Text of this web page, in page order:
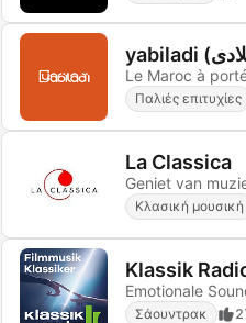
Le Maroc à
Παλιές επιτυχίες
La Classica
Geniet van
Κλασική μουσική
Klassik
Emotionale
Σάουντρακ